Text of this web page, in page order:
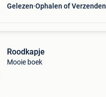
Gelezen Ophalen of Verzenden
Roodkapje
Mooie boek